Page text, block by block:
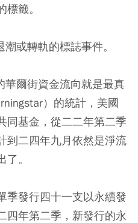
籤。
或轉軌的標誌事件。
華爾街資金流向就是最真
）的統計，美國
同基金，從二二年第二季
到二四年九月依然是淨流
。
季發行四十一支以永續發
四年第二季，新發行的永